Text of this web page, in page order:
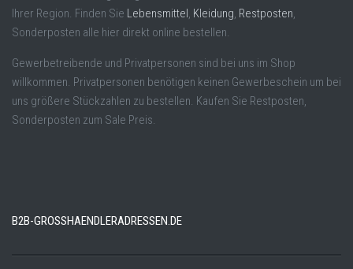
Ihrer Region. Finden Sie Lebensmittel , Kleidung, Restposten,
Sonderposten alle hier direkt online bestellen.
Gewerbetreibende und Privatpersonen sind bei uns im Shop
willkommen. Privatpersonen benötigen keinen Gewerbeschein um bei
uns größere Stückzahlen zu bestellen. Kaufen Sie Restposten,
Sonderposten zum Sale Preis.
B2B-GROSSHAENDLERADRESSEN.DE